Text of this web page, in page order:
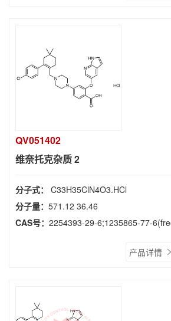
QV051402
维奈托克杂质 2
分子式： C33H35ClN4O3.HCl
分子量： 571.12 36.46
CAS号： 2254393-29-6;1235865-77-
产品详情